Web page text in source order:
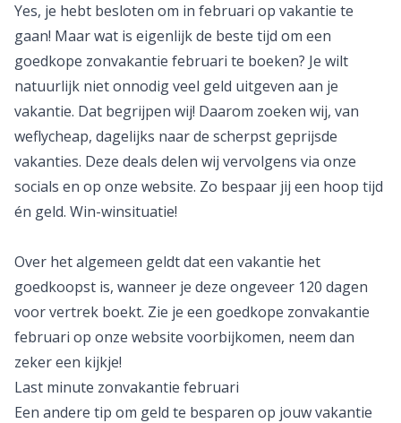
Yes, je hebt besloten om in februari op vakantie te
gaan! Maar wat is eigenlijk de beste tijd om een
goedkope zonvakantie februari te boeken? Je wilt
natuurlijk niet onnodig veel geld uitgeven aan je
vakantie. Dat begrijpen wij! Daarom zoeken wij, van
weflycheap, dagelijks naar de scherpst geprijsde
vakanties. Deze deals delen wij vervolgens via onze
socials en op onze website. Zo bespaar jij een hoop tijd
én geld. Win-winsituatie!
Over het algemeen geldt dat een vakantie het
goedkoopst is, wanneer je deze ongeveer 120 dagen
voor vertrek boekt. Zie je een goedkope zonvakantie
februari op onze website voorbijkomen, neem dan
zeker een kijkje!
Last minute zonvakantie februari
Een andere tip om geld te besparen op jouw vakantie